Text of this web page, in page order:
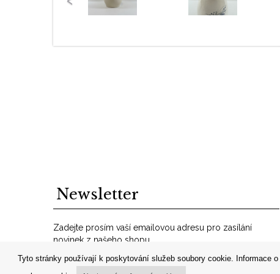
Tyto stránky používají k poskytování služeb soubory cookie. Informace
Newsletter
Zadejte prosím vaší emailovou adresu pro zasílání
novinek z našeho shopu.
VáĹˇ
OK